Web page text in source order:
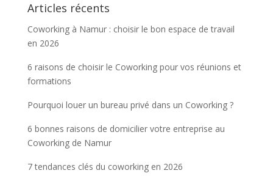
Articles récents
Coworking à Namur : choisir le bon espace de travail
en 2026
6 raisons de choisir le Coworking pour vos réunions et
formations
Pourquoi louer un bureau privé dans un Coworking ?
6 bonnes raisons de domicilier votre entreprise au
Coworking de Namur
7 tendances clés du coworking en 2026